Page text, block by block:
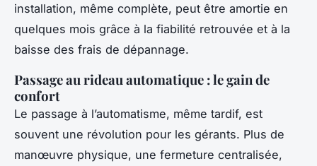
installation, même complète, peut être amortie en
quelques mois grâce à la fiabilité retrouvée et à la
baisse des frais de dépannage.
Passage au rideau automatique : le gain de
confort
Le passage à l’automatisme, même tardif, est
souvent une révolution pour les gérants. Plus de
manœuvre physique, une fermeture centralisée,